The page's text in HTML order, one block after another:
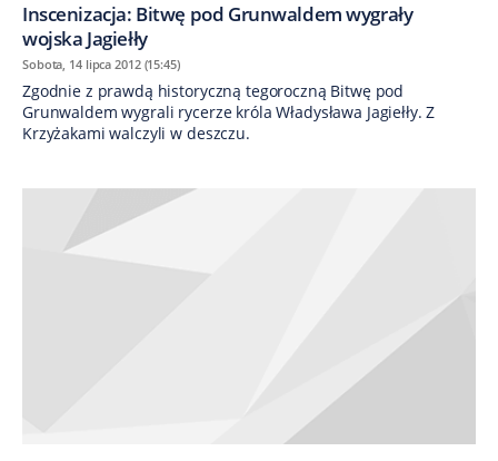
Inscenizacja: Bitwę pod Grunwaldem wygrały
wojska Jagiełły
Sobota, 14 lipca 2012 (15:45)
Zgodnie z prawdą historyczną tegoroczną Bitwę pod
Grunwaldem wygrali rycerze króla Władysława Jagiełły. Z
Krzyżakami walczyli w deszczu.